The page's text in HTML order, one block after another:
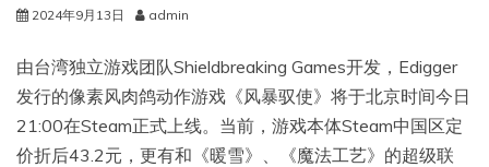
2024年9月13日 admin
由台湾独立游戏团队Shieldbreaking Games开发，Edigger
发行的像素风肉鸽动作游戏《风暴驭使》将于北京时间今日
21:00在Steam正式上线。当前，游戏本体Steam中国区定
价折后43.2元，更有和《暖雪》、《魔法工艺》的超级联